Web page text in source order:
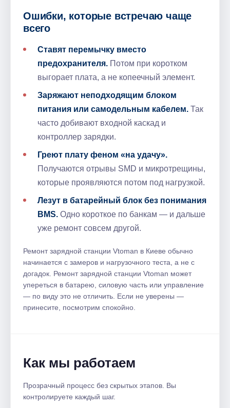
Ошибки, которые встречаю чаще
всего
Ставят перемычку вместо
предохранителя. Потом при коротком
выгорает плата, а не копеечный элемент.
Заряжают неподходящим блоком
питания или самодельным кабелем. Так
часто добивают входной каскад и
контроллер зарядки.
Греют плату феном «на удачу».
Получаются отрывы SMD и микротрещины,
которые проявляются потом под нагрузкой.
Лезут в батарейный блок без понимания
BMS. Одно короткое по банкам — и дальше
уже ремонт совсем другой.
Ремонт зарядной станции Vtoman в Киеве обычно
начинается с замеров и нагрузочного теста, а не с
догадок. Ремонт зарядной станции Vtoman может
упереться в батарею, силовую часть или управление
— по виду это не отличить. Если не уверены —
принесите, посмотрим спокойно.
Как мы работаем
Прозрачный процесс без скрытых этапов. Вы
контролируете каждый шаг.